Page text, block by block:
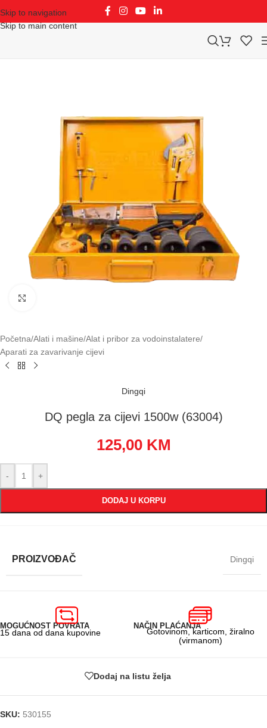
Skip to navigation
Skip to main content
Početna/Alati i mašine/Alat i pribor za vodoinstalatere/
Aparati za zavarivanje cijevi
Dingqi
DQ pegla za cijevi 1500w (63004)
125,00 KM
- +
DODAJ U KORPU
PROIZVOĐAČ Dingqi
MOGUĆNOST POVRATA
15 dana od dana kupovine
NAČIN PLAĆANJA
Gotovinom, karticom, žiralno
(virmanom)
Dodaj na listu želja
SKU: 530155